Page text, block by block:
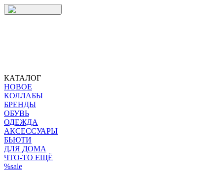
КАТАЛОГ
НОВОЕ
КОЛЛАБЫ
БРЕНДЫ
ОБУВЬ
ОДЕЖДА
АКСЕССУАРЫ
БЬЮТИ
ДЛЯ ДОМА
ЧТО-ТО ЕЩЁ
%sale